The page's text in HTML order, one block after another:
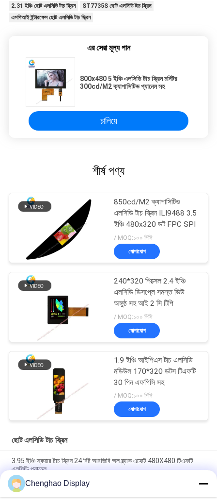
2.31 ইঞ্চি ছোট এলসিডি টাচ স্ক্রিন
ST7735S ছোট এলসিডি টাচ স্ক্রিন
এসপিআই ইন্টারফেস ছোট এলসিডি টাচ স্ক্রিন
এর সেরা মূল্য পান
800x480 5 ইঞ্চি এলসিডি টাচ স্ক্রিন মনিটর
300cd/M2 ক্যাপাসিটিভ প্যানেল সহ
চালিয়ে
শীর্ষ পণ্য
850cd/M2 ক্যাপাসিটিভ
এলসিডি টাচ স্ক্রিন ILI9488 3.5
ইঞ্চি 480x320 ডট FPC SPI
/ MOQ:১০০ পিসি
যোগাযোগ
240*320 পিক্সেল 2.4 ইঞ্চি
এলসিডি ডিসপ্লে সমস্ত ভিউ
অঙ্গুষ্ঠ সহ আই 2 সি টিপি
/ MOQ:১০০ পিসি
যোগাযোগ
1.9 ইঞ্চি আইপিএস টাচ এলসিডি
মডিউল 170*320 ডটস টিএফটি
30 পিন এফপিসি সহ
/ MOQ:১০০ পিসি
যোগাযোগ
ছোট এলসিডি টাচ স্ক্রিন
3.95 ইঞ্চি স্কয়ার টাচ স্ক্রিন 24 বিট আরজিবি অল ব্ল্যাক এফেক্ট 480X480 টিএফটি
এলসিডি প্যানেল
3 ইঞ্চি রঙিন টাচ স্ক্রিন ডিসপ্লে প্যানেল 800x268 পিক্সেল 25 পিন আইপিএস টিএফটি
এলসিডি মডিউল
Chenghao Display